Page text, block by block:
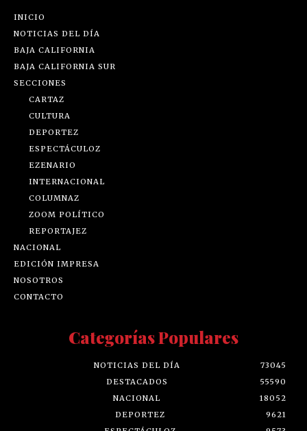
INICIO
NOTICIAS DEL DÍA
BAJA CALIFORNIA
BAJA CALIFORNIA SUR
SECCIONES
CARTAZ
CULTURA
DEPORTEZ
ESPECTÁCULOZ
EZENARIO
INTERNACIONAL
COLUMNAZ
ZOOM POLÍTICO
REPORTAJEZ
NACIONAL
EDICIÓN IMPRESA
NOSOTROS
CONTACTO
Categorías Populares
NOTICIAS DEL DÍA
73045
DESTACADOS
55590
NACIONAL
18052
DEPORTEZ
9621